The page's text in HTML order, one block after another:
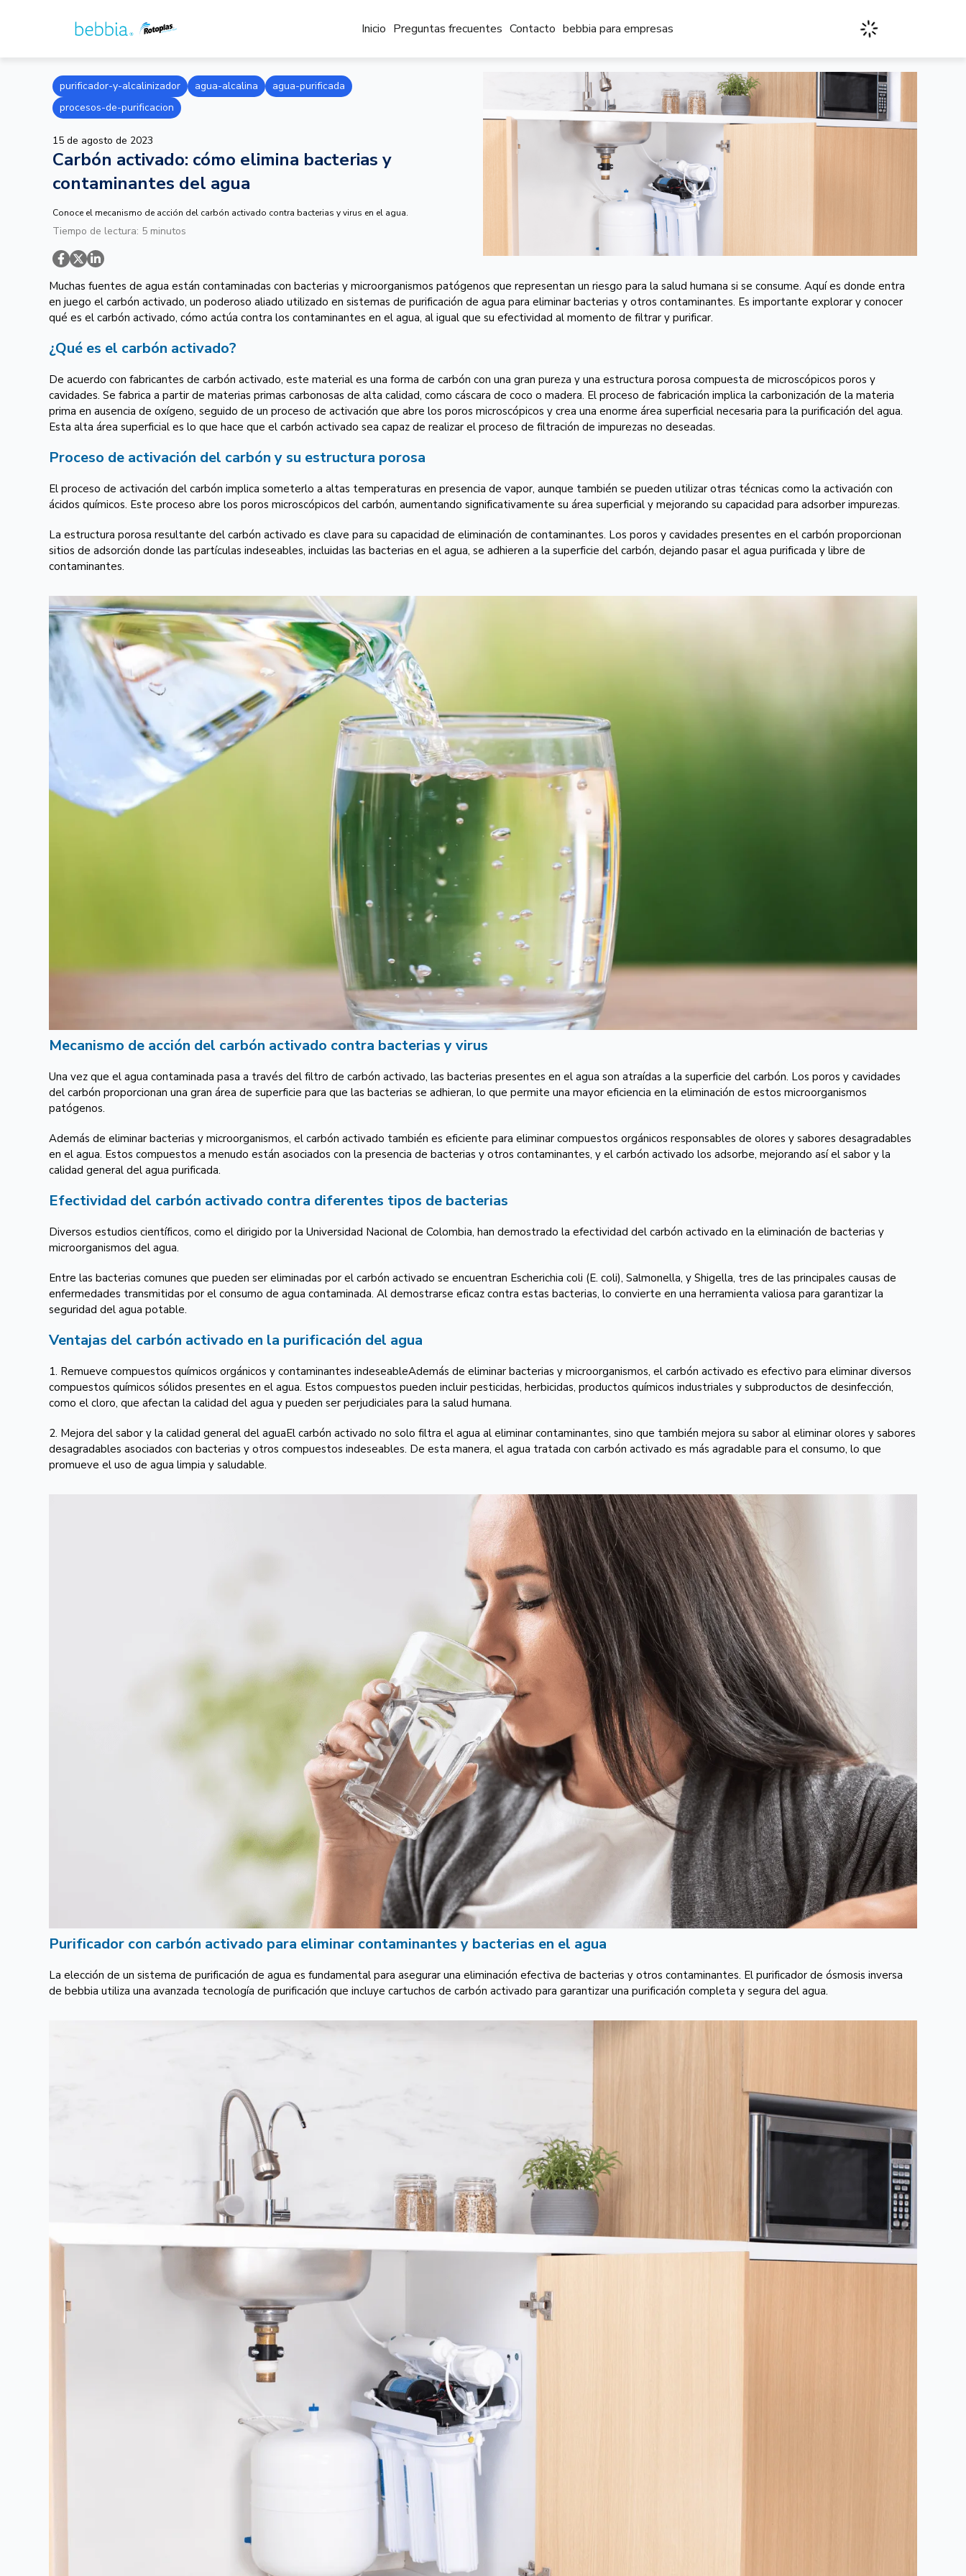
Inicio Preguntas frecuentes Contacto bebbia para empresas
purificador-y-alcalinizador agua-alcalina
agua-purificada
procesos-de-purificacion
15 de agosto de 2023
Carbón activado: cómo elimina bacterias y
contaminantes del agua
Conoce el mecanismo de acción del carbón activado contra bacterias y virus en el agua.
Tiempo de lectura: 5 minutos
Muchas fuentes de agua están contaminadas con bacterias y microorganismos patógenos que representan un riesgo para la salud humana si se consume. Aquí es donde entra
en juego el carbón activado, un poderoso aliado utilizado en sistemas de purificación de agua para eliminar bacterias y otros contaminantes. Es importante explorar y conocer
qué es el carbón activado, cómo actúa contra los contaminantes en el agua, al igual que su efectividad al momento de filtrar y purificar.
¿Qué es el carbón activado?
De acuerdo con fabricantes de carbón activado, este material es una forma de carbón con una gran pureza y una estructura porosa compuesta de microscópicos poros y
cavidades. Se fabrica a partir de materias primas carbonosas de alta calidad, como cáscara de coco o madera. El proceso de fabricación implica la carbonización de la materia
prima en ausencia de oxígeno, seguido de un proceso de activación que abre los poros microscópicos y crea una enorme área superficial necesaria para la purificación del agua.
Esta alta área superficial es lo que hace que el carbón activado sea capaz de realizar el proceso de filtración de impurezas no deseadas.
Proceso de activación del carbón y su estructura porosa
El proceso de activación del carbón implica someterlo a altas temperaturas en presencia de vapor, aunque también se pueden utilizar otras técnicas como la activación con
ácidos químicos. Este proceso abre los poros microscópicos del carbón, aumentando significativamente su área superficial y mejorando su capacidad para adsorber impurezas.
La estructura porosa resultante del carbón activado es clave para su capacidad de eliminación de contaminantes. Los poros y cavidades presentes en el carbón proporcionan
sitios de adsorción donde las partículas indeseables, incluidas las bacterias en el agua, se adhieren a la superficie del carbón, dejando pasar el agua purificada y libre de
contaminantes.
Mecanismo de acción del carbón activado contra bacterias y virus
Una vez que el agua contaminada pasa a través del filtro de carbón activado, las bacterias presentes en el agua son atraídas a la superficie del carbón. Los poros y cavidades
del carbón proporcionan una gran área de superficie para que las bacterias se adhieran, lo que permite una mayor eficiencia en la eliminación de estos microorganismos
patógenos.
Además de eliminar bacterias y microorganismos, el carbón activado también es eficiente para eliminar compuestos orgánicos responsables de olores y sabores desagradables
en el agua. Estos compuestos a menudo están asociados con la presencia de bacterias y otros contaminantes, y el carbón activado los adsorbe, mejorando así el sabor y la
calidad general del agua purificada.
Efectividad del carbón activado contra diferentes tipos de bacterias
Diversos estudios científicos, como el dirigido por la Universidad Nacional de Colombia, han demostrado la efectividad del carbón activado en la eliminación de bacterias y
microorganismos del agua.
Entre las bacterias comunes que pueden ser eliminadas por el carbón activado se encuentran Escherichia coli (E. coli), Salmonella, y Shigella, tres de las principales causas de
enfermedades transmitidas por el consumo de agua contaminada. Al demostrarse eficaz contra estas bacterias, lo convierte en una herramienta valiosa para garantizar la
seguridad del agua potable.
Ventajas del carbón activado en la purificación del agua
1. Remueve compuestos químicos orgánicos y contaminantes indeseableAdemás de eliminar bacterias y microorganismos, el carbón activado es efectivo para eliminar diversos
compuestos químicos sólidos presentes en el agua. Estos compuestos pueden incluir pesticidas, herbicidas, productos químicos industriales y subproductos de desinfección,
como el cloro, que afectan la calidad del agua y pueden ser perjudiciales para la salud humana.
2. Mejora del sabor y la calidad general del aguaEl carbón activado no solo filtra el agua al eliminar contaminantes, sino que también mejora su sabor al eliminar olores y sabores
desagradables asociados con bacterias y otros compuestos indeseables. De esta manera, el agua tratada con carbón activado es más agradable para el consumo, lo que
promueve el uso de agua limpia y saludable.
Purificador con carbón activado para eliminar contaminantes y bacterias en el agua
La elección de un sistema de purificación de agua es fundamental para asegurar una eliminación efectiva de bacterias y otros contaminantes. El purificador de ósmosis inversa
de bebbia utiliza una avanzada tecnología de purificación que incluye cartuchos de carbón activado para garantizar una purificación completa y segura del agua.